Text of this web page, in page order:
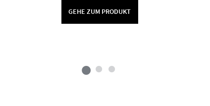
GEHE ZUM PRODUKT